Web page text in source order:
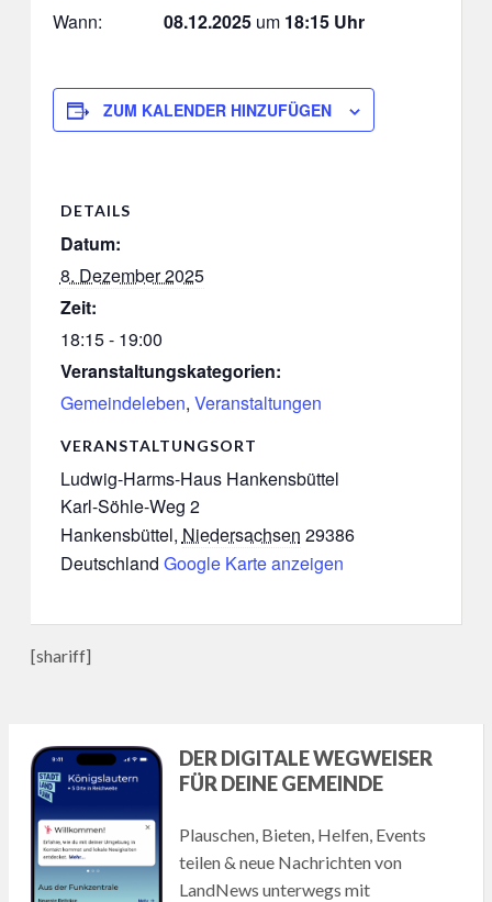
Wann:
08.12.2025um 18:15 Uhr
ZUM KALENDER HINZUFÜGEN
DETAILS
Datum:
8. Dezember 2025
Zeit:
18:15 - 19:00
Veranstaltungskategorien:
Gemeindeleben, Veranstaltungen
VERANSTALTUNGSORT
Ludwig-Harms-Haus Hankensbüttel
Karl-Söhle-Weg 2
Hankensbüttel, Niedersachsen 29386
Deutschland Google Karte anzeigen
[shariff]
DER DIGITALE WEGWEISER
FÜR DEINE GEMEINDE
Plauschen, Bieten, Helfen, Events
teilen & neue Nachrichten von
LandNews unterwegs mit